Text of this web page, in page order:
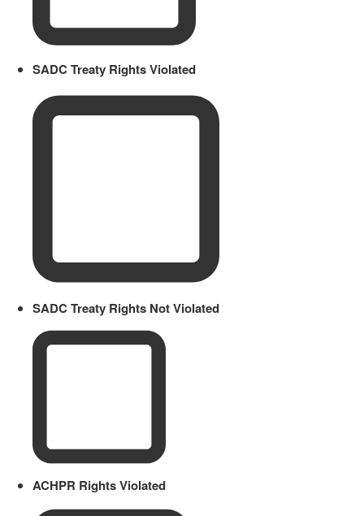
SADC Treaty Rights Violated
SADC Treaty Rights Not Violated
ACHPR Rights Violated